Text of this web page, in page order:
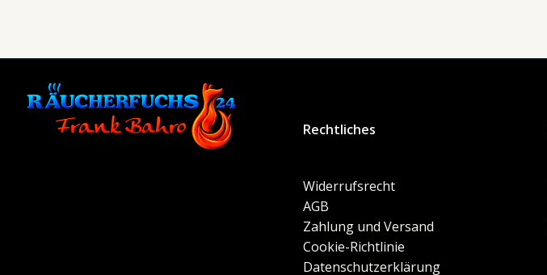
Rechtliches
Widerrufsrecht
AGB
Zahlung und Versand
Cookie-Richtlinie
Datenschutzerklärung